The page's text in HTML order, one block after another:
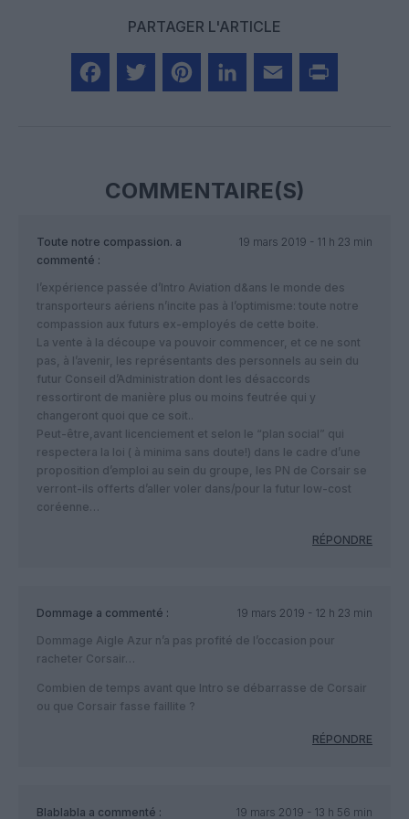
PARTAGER L'ARTICLE
COMMENTAIRE(S)
Toute notre compassion. a
commenté :
19 mars 2019 - 11 h 23 min
l’expérience passée d’Intro Aviation d&ans le monde des
transporteurs aériens n’incite pas à l’optimisme: toute notre
compassion aux futurs ex-employés de cette boite.
La vente à la découpe va pouvoir commencer, et ce ne sont
pas, à l’avenir, les représentants des personnels au sein du
futur Conseil d’Administration dont les désaccords
ressortiront de manière plus ou moins feutrée qui y
changeront quoi que ce soit..
Peut-être,avant licenciement et selon le “plan social” qui
respectera la loi ( à minima sans doute!) dans le cadre d’une
proposition d’emploi au sein du groupe, les PN de Corsair se
verront-ils offerts d’aller voler dans/pour la futur low-cost
coréenne…
RÉPONDRE
Dommage a commenté :
19 mars 2019 - 12 h 23 min
Dommage Aigle Azur n’a pas profité de l’occasion pour
racheter Corsair…
Combien de temps avant que Intro se débarrasse de Corsair
ou que Corsair fasse faillite ?
RÉPONDRE
Blablabla a commenté :
19 mars 2019 - 13 h 56 min